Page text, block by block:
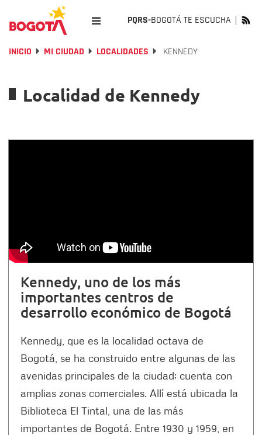
PQRS-BOGOTÁ TE ESCUCHA
INICIO MI CIUDAD LOCALIDADES KENNEDY
Localidad de Kennedy
Kennedy, uno de los más
importantes centros de
desarrollo económico de Bogotá
Kennedy, que es la localidad octava de
Bogotá, se ha construido entre algunas de las
avenidas principales de la ciudad; cuenta con
amplias zonas comerciales. Allí está ubicada la
Biblioteca El Tintal, una de las más
importantes de Bogotá. Entre 1930 y 1959, en